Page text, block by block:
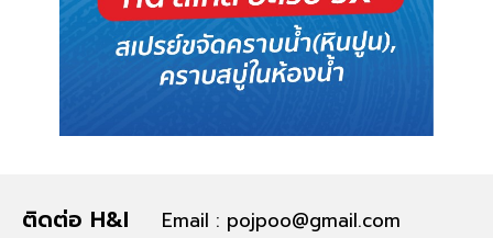
ติดต่อ H&I
Email : pojpoo@gmail.com